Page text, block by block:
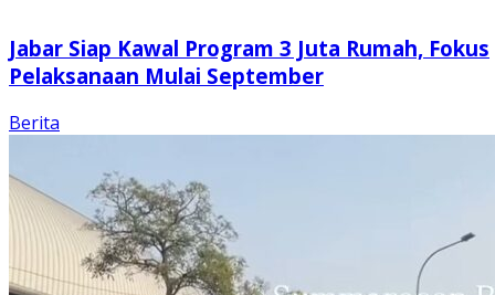
Jabar Siap Kawal Program 3 Juta Rumah, Fokus
Pelaksanaan Mulai September
Berita